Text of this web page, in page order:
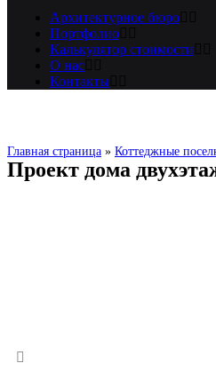
Архитектурное бюро
Портфолио
Калькулятор стоимости
О нас
Контакты
Главная страница » Коттеджные
Проект дома